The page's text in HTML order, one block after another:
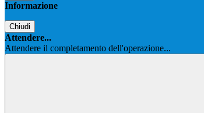
Informazione
Chiudi
Attendere...
Attendere il completamento dell'operazione...